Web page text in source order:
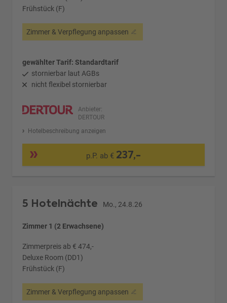
Frühstück (F)
Zimmer & Verpflegung anpassen
gewählter Tarif: Standardtarif
stornierbar laut AGBs
nicht flexibel stornierbar
Anbieter:
DERTOUR
Hotelbeschreibung anzeigen
p.P. ab € 237,-
5 Hotelnächte Mo., 24.8.26
Zimmer 1 (2 Erwachsene)
Zimmerpreis ab € 474,-
Deluxe Room (DD1)
Frühstück (F)
Zimmer & Verpflegung anpassen